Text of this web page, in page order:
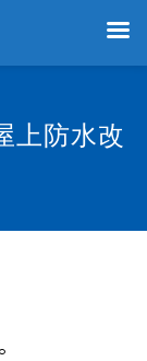
上防水改